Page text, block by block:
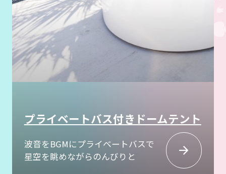
プライベートバス付きドームテント
波音をBGMにプライベートバスで
星空を眺めながらのんびりと